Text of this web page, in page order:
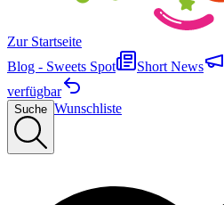
Zur Startseite
Blog - Sweets Spot
Short News
verfügbar
Suche Wunschliste